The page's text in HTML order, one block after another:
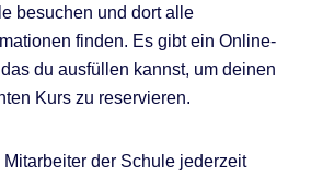
besuchen und dort alle
finden. Es gibt ein Online-
du ausfüllen kannst, um deinen
Kurs zu reservieren.
der Schule jederzeit